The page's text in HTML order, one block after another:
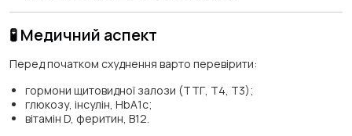
🧪 Медичний аспект
Перед початком схуднення варто перевірити:
гормони щитовидної залози (ТТГ, Т4, Т3);
глюкозу, інсулін, HbA1c;
вітамін D, феритин, В12.